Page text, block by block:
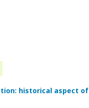
historical aspect of